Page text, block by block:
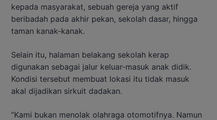
kepada masyarakat, sebuah gereja yang aktif
beribadah pada akhir pekan, sekolah dasar, hingga
taman kanak-kanak.
Selain itu, halaman belakang sekolah kerap
digunakan sebagai jalur keluar-masuk anak didik.
Kondisi tersebut membuat lokasi itu tidak masuk
akal dijadikan sirkuit dadakan.
“Kami bukan menolak olahraga otomotifnya. Namun